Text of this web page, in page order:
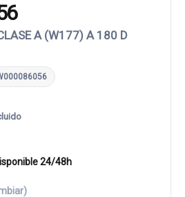
A (W177) A 180 D
24/48h